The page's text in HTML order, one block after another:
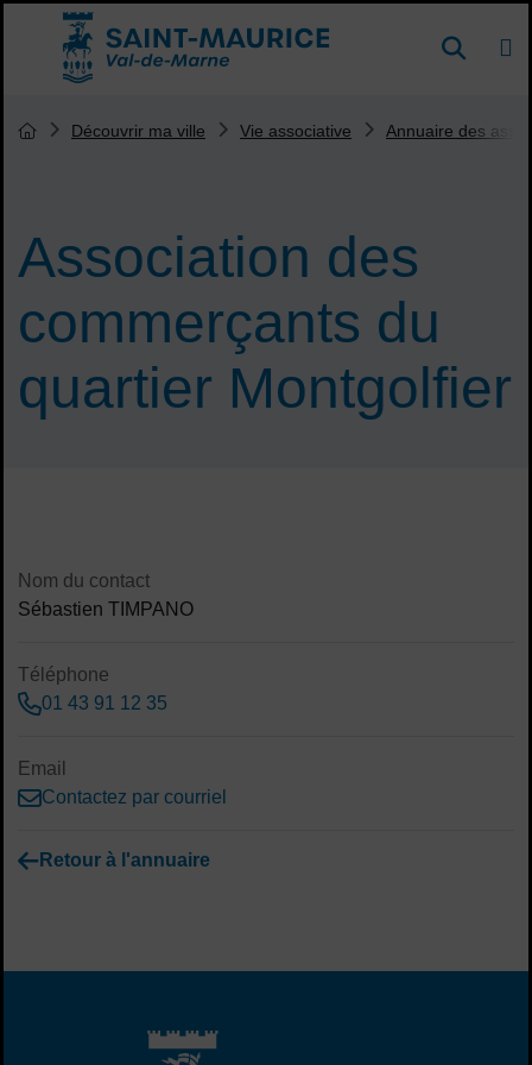
Menu de raccourcis
Accueil ville de Saint-Maurice DE
Association des
commerçants du
quartier Montgolfier
Vous êtes ici :
Page d'accueil du site
Découvrir ma ville Vie associative Annuaire des
Contenu de la fiche d'annuaire
Nom du contact
Sébastien TIMPANO
Téléphone
01 43 91 12 35
Email
Contactez par courriel
Retour à l'annuaire